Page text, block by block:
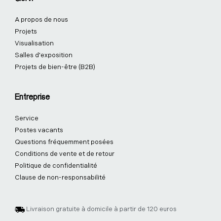
A propos de nous
Projets
Visualisation
Salles d'exposition
Projets de bien-être (B2B)
Entreprise
Service
Postes vacants
Questions fréquemment posées
Conditions de vente et de retour
Politique de confidentialité
Clause de non-responsabilité
Livraison gratuite à domicile à partir de 120 euros